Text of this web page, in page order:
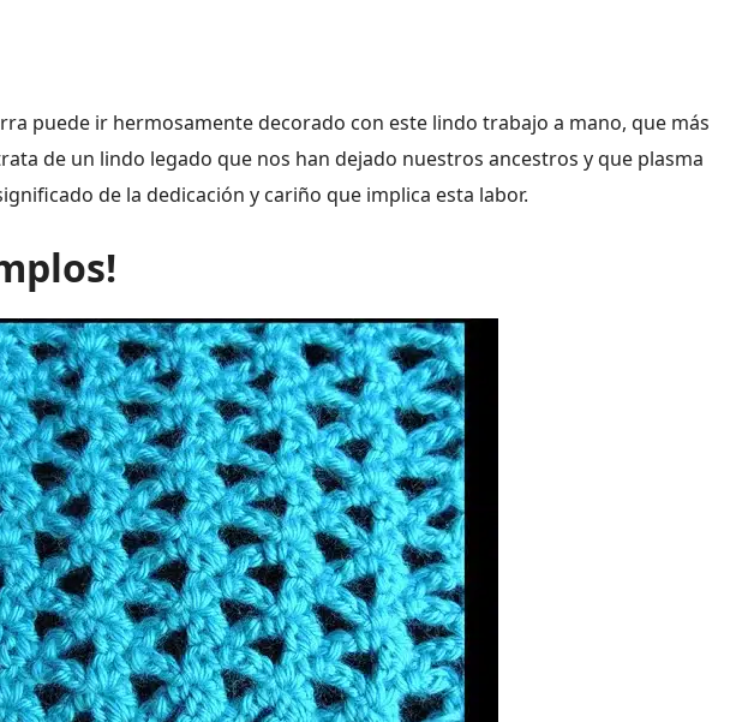
puede ir hermosamente decorado con este lindo trabajo a mano, que más
de un lindo legado que nos han dejado nuestros ancestros y que plasma
de la dedicación y cariño que implica esta labor.